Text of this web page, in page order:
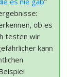
ob es
testen wir
kann